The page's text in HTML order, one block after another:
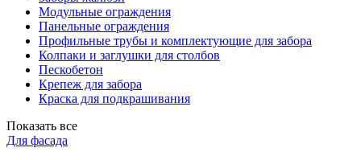
Модульные ограждения
Панельные ограждения
Профильные трубы и комплектующие для забора
Колпаки и заглушки для столбов
Пескобетон
Крепеж для забора
Краска для подкрашивания
Показать все
Для фасада